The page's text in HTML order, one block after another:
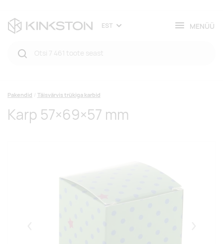
EST MENÜÜ
Pakendid Täisvärvis trükiga karbid
Karp 57×69×57 mm